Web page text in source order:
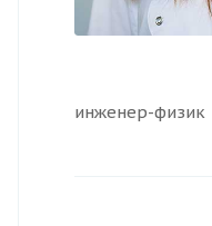
инженер-физик